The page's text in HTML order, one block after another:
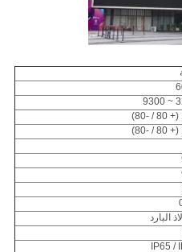
البارد
IP65 /